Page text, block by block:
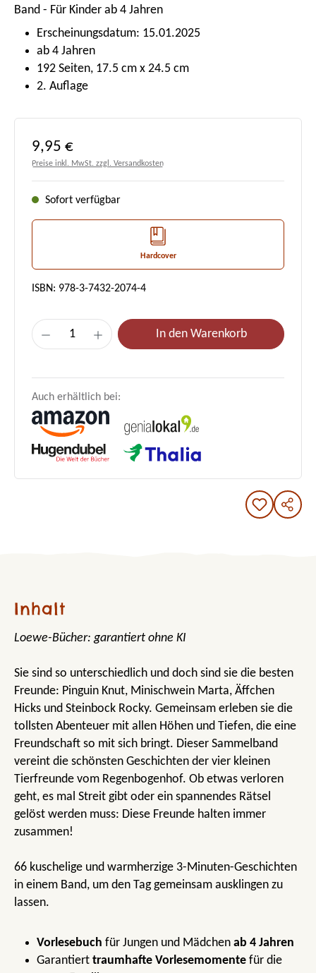
Band - Für Kinder ab 4 Jahren
Erscheinungsdatum: 15.01.2025
ab 4 Jahren
192 Seiten, 17.5 cm x 24.5 cm
2. Auflage
Regulärer Preis:
9,95 €
Preise inkl. MwSt. zzgl. Versandkosten
Sofort verfügbar
Hardcover
ISBN: 978-3-7432-2074-4
Produkt Anzahl: Gib den gewünschten
In den Warenkorb
Auch erhältlich bei:
Inhalt
Loewe-Bücher: garantiert ohne KI
Sie sind so unterschiedlich und doch sind sie die besten
Freunde: Pinguin Knut, Minischwein Marta, Äffchen
Hicks und Steinbock Rocky. Gemeinsam erleben sie die
tollsten Abenteuer mit allen Höhen und Tiefen, die eine
Freundschaft so mit sich bringt. Dieser Sammelband
vereint die schönsten Geschichten der vier kleinen
Tierfreunde vom Regenbogenhof. Ob etwas verloren
geht, es mal Streit gibt oder ein spannendes Rätsel
gelöst werden muss: Diese Freunde halten immer
zusammen!
66 kuschelige und warmherzige 3-Minuten-Geschichten
in einem Band, um den Tag gemeinsam ausklingen zu
lassen.
Vorlesebuch für Jungen und Mädchen ab 4 Jahren
Garantiert traumhafte Vorlesemomente für die